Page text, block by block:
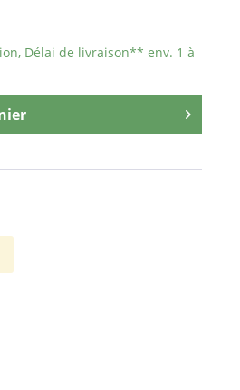
Délai de livraison** env. 1 à